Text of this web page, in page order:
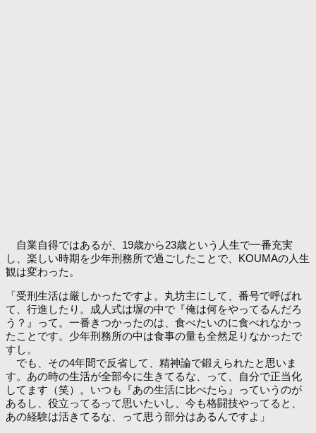
自業自得ではあるが、19歳から23歳という人生で一番充実
し、楽しい時期を少年刑務所で過ごしたことで、KOUMAの人生
観は変わった。
「受刑生活は厳しかったですよ。丸坊主にして、番号で呼ばれ
て、行進したり。成人式は塀の中で『俺は何をやってるんだろ
う？』って。一番きつかったのは、食べたいのに食べれなかっ
たことです。少年刑務所の中は食事の量も全然足りなかったで
すし。
でも、その4年間で反省して、精神論で鍛えられたと思いま
す。あの時の生活が全部今に生きてるな、って、自分で正当化
してます（笑）。いつも『あの生活に比べたら』っていうのが
あるし、役立ってるって思いたいし、今も格闘技やってると、
あの経験は活きてるな、って思う部分はあるんですよ」